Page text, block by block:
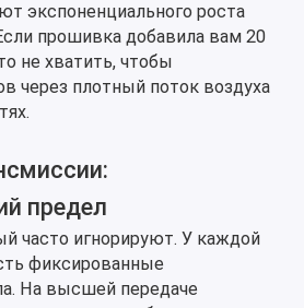
экспоненциального роста
прошивка добавила вам 20
не хватить, чтобы
через плотный поток воздуха
предел
часто игнорируют. У каждой
фиксированные
На высшей передаче